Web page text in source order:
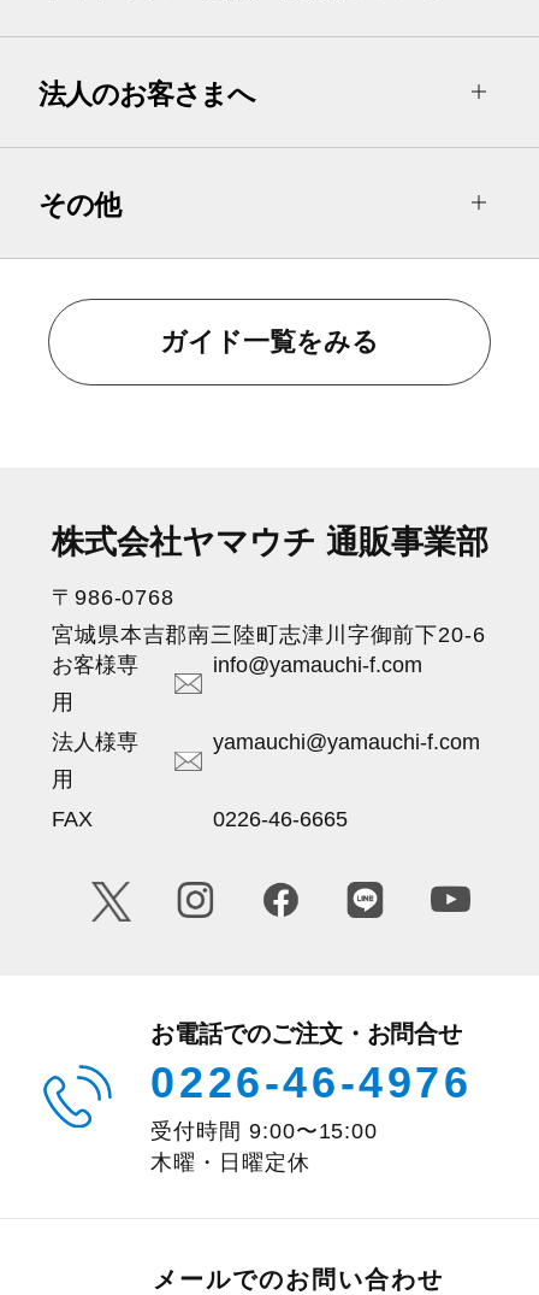
法人のお客さまへ
その他
ガイド一覧をみる
株式会社ヤマウチ 通販事業部
〒986-0768
宮城県本吉郡南三陸町志津川字御前下20-6
お客様専
用
info@yamauchi-f.com
法人様専
用
yamauchi@yamauchi-f.com
FAX 0226-46-6665
お電話でのご注文・お問合せ
0226-46-4976
受付時間 9:00〜15:00
木曜・日曜定休
メールでのお問い合わせ